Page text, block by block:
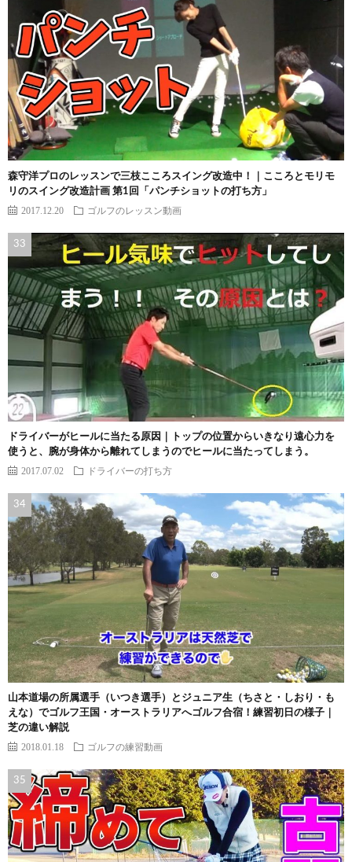
森守洋プロのレッスンで三枝こころスイング改造中！｜こころとモリモ
リのスイング改造計画 第1回「パンチショットの打ち方」
2017.12.20 ゴルフのレッスン動画
ドライバーがヒールに当たる原因｜トップの位置からいきなり遠心力を
使うと、腕が身体から離れてしまうのでヒールに当たってしまう。
2017.07.02 ドライバーの打ち方
山本道場の所属選手（いつき選手）とジュニア生（ちさと・しおり・も
えな）でゴルフ王国・オーストラリアへゴルフ合宿！練習初日の様子｜
芝の違い解説
2018.01.18 ゴルフの練習動画